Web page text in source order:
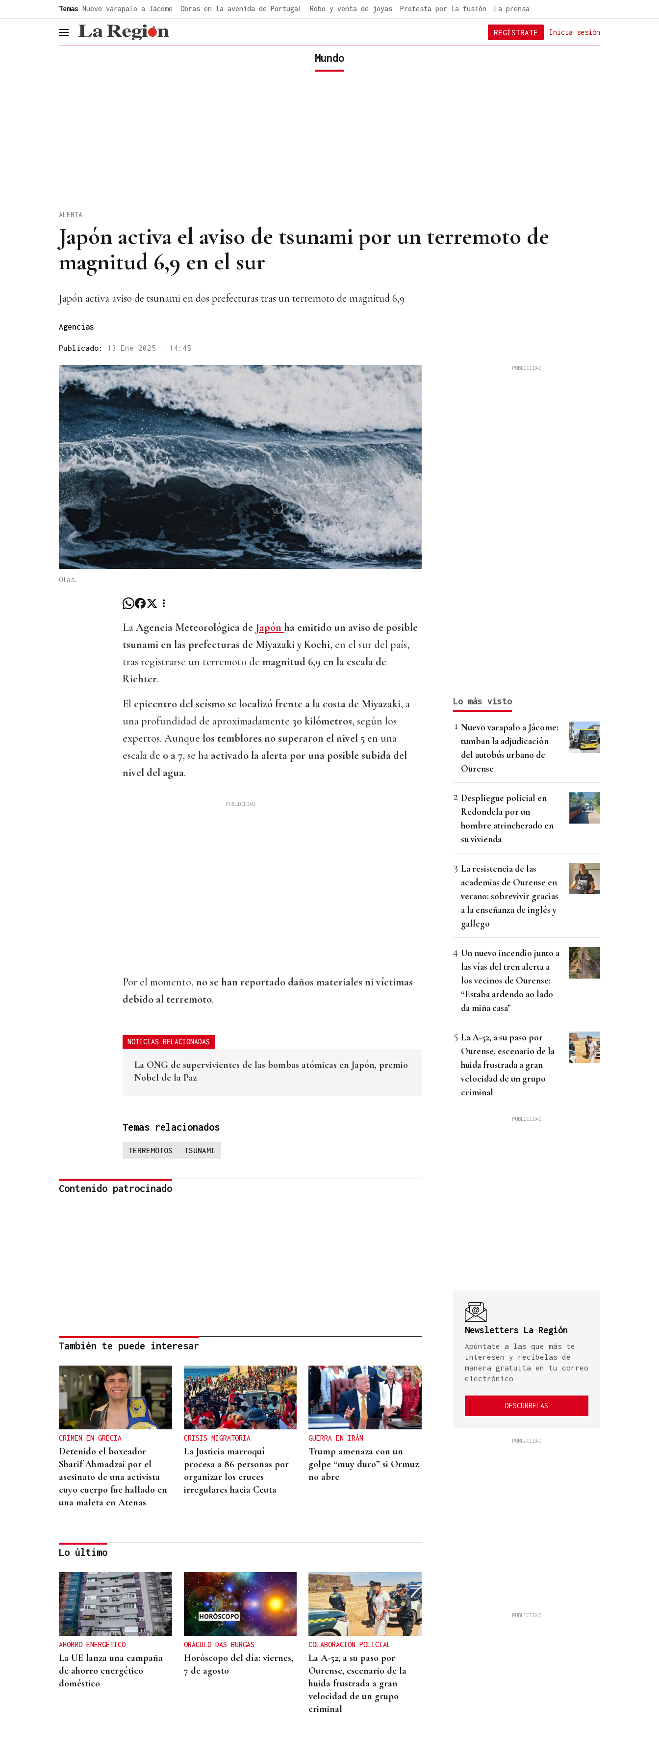
Temas Nuevo varapalo a Jácome Obras en la avenida de Portugal Robo y venta de joyas Protesta por la fusión La prensa
header.menu.open Inicia sesión
REGÍSTRATE
Mundo
Japón activa el aviso de tsunami por un terremoto de
magnitud 6,9 en el sur
ALERTA
Japón activa aviso de tsunami en dos prefecturas tras un terremoto de magnitud 6,9
Agencias
Publicado: 13 Ene 2025 - 14:45
Olas.
LaAgencia Meteorológica de Japón ha emitido un aviso de posible
tsunami en las prefecturas de Miyazaki y Kochi, en el sur del país,
tras registrarse un terremoto de magnitud 6,9 en la escala de
Richter.
El epicentro del seísmo se localizó frente a la costa de Miyazaki, a
una profundidad de aproximadamente 30 kilómetros, según los
expertos. Aunque los temblores no superaron el nivel 5 en una
escala de 0 a 7, se ha activado la alerta por una posible subida del
nivel del agua.
Por el momento, no se han reportado daños materiales ni víctimas
debido al terremoto.
NOTICIAS RELACIONADAS
La ONG de supervivientes de las bombas atómicas en Japón, premio
Nobel de la Paz
Temas relacionados
TERREMOTOS TSUNAMI
Contenido patrocinado
También te puede interesar
CRIMEN EN GRECIA
Detenido el boxeador
Sharif Ahmadzai por el
asesinato de una activista
cuyo cuerpo fue hallado en
una maleta en Atenas
CRISIS MIGRATORIA
La Justicia marroquí
procesa a 86 personas por
organizar los cruces
irregulares hacia Ceuta
GUERRA EN IRÁN
Trump amenaza con un
golpe “muy duro” si Ormuz
no abre
REPRESENTANTE DE EEUU EN
BRASILIA
EEUU revoca el visado de la
embajadora de Brasil en el
Washington
Lo último
AHORRO ENERGÉTICO
La UE lanza una campaña
de ahorro energético
doméstico
ORÁCULO DAS BURGAS
Horóscopo del día: viernes,
7 de agosto
COLABORACIÓN POLICIAL
La A-52, a su paso por
Ourense, escenario de la
huida frustrada a gran
velocidad de un grupo
criminal
Lo más visto
Nuevo varapalo a Jácome:
tumban la adjudicación
del autobús urbano de
Ourense
Despliegue policial en
Redondela por un
hombre atrincherado en
su vivienda
La resistencia de las
academias de Ourense en
verano: sobrevivir gracias
a la enseñanza de inglés y
gallego
Un nuevo incendio junto a
las vías del tren alerta a
los vecinos de Ourense:
“Estaba ardendo ao lado
da miña casa”
La A-52, a su paso por
Ourense, escenario de la
huida frustrada a gran
velocidad de un grupo
criminal
Newsletters La Región
Apúntate a las que más te
interesen y recíbelas de
manera gratuita en tu correo
electrónico
DESCÚBRELAS